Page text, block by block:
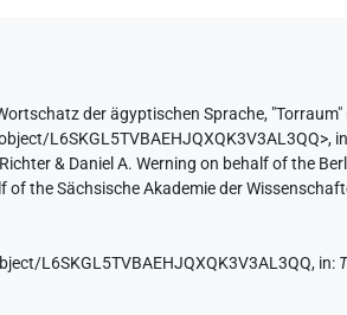
der ägyptischen Sprache, "Torraum"
L6SKGL5TVBAEHJQXQK3V3AL3QQ>, in
& Daniel A. Werning on behalf of the
of the Sächsische Akademie der
L6SKGL5TVBAEHJQXQK3V3AL3QQ, in: